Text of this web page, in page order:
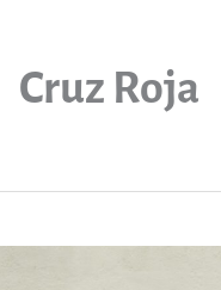
Cruz Roja